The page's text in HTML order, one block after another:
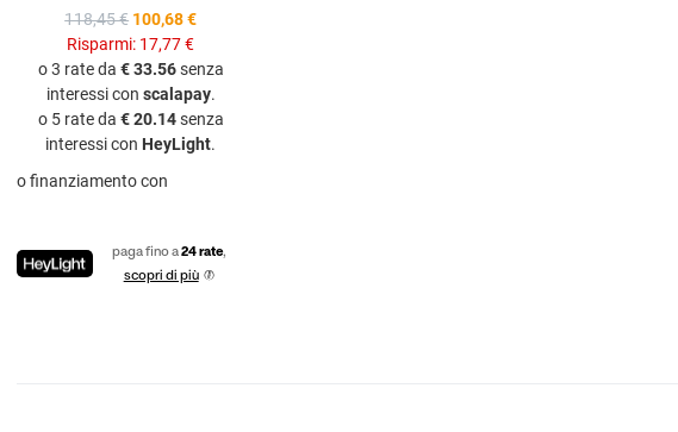
118,45 € 100,68 €
Risparmi: 17,77 €
o 3 rate da € 33.56senza
interessi con scalapay.
o 5 rate da € 20.14senza
interessi con HeyLight.
o finanziamento con
paga fino a24 rate,
scopri di più